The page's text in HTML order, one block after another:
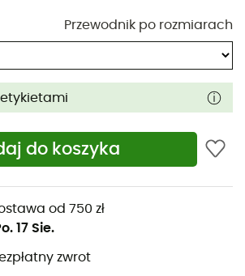
Przewodnik po rozmiarach
etykietami
do koszyka
od 750 zł
17 Sie.
zwrot